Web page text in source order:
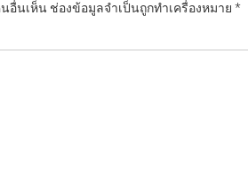
อื่นเห็น ช่องข้อมูลจำเป็นถูกทำเครื่องหมาย *